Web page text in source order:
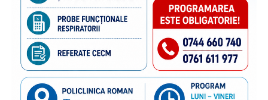
“Poliția de Frontieră Română este alături de Organizația
Salvați Copiii în acest demers de informare și prevenire,
deoarece știm că, dincolo de frontiere, există și povești de
familie care au nevoie de sprijin. În anii de colaborare am
susținut împreună transmiterea unor mesaje importante
către părinții care pleacă la muncă în străinătate,